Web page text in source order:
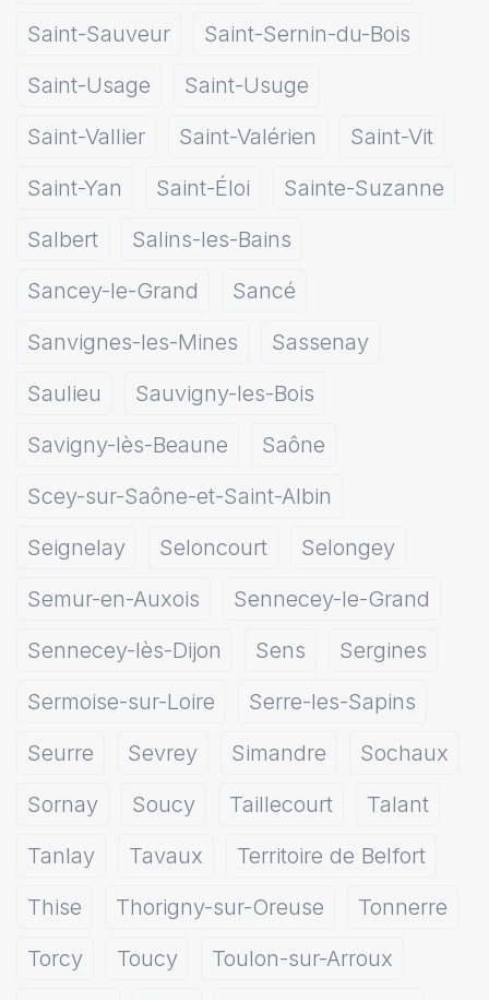
Saint-Sauveur
Saint-Sernin-du-Bois
Saint-Usage
Saint-Usuge
Saint-Vallier
Saint-Valérien
Saint-Vit
Saint-Yan
Saint-Éloi
Sainte-Suzanne
Salbert
Salins-les-Bains
Sancey-le-Grand
Sancé
Sanvignes-les-Mines
Sassenay
Saulieu
Sauvigny-les-Bois
Savigny-lès-Beaune
Saône
Scey-sur-Saône-et-Saint-Albin
Seignelay
Seloncourt
Selongey
Semur-en-Auxois
Sennecey-le-Grand
Sennecey-lès-Dijon
Sens
Sergines
Sermoise-sur-Loire
Serre-les-Sapins
Seurre
Sevrey Simandre
Sochaux
Sornay
Soucy Taillecourt
Talant
Tanlay
Tavaux
Territoire de Belfort
Thise
Thorigny-sur-Oreuse
Tonnerre
Torcy
Toucy
Toulon-sur-Arroux